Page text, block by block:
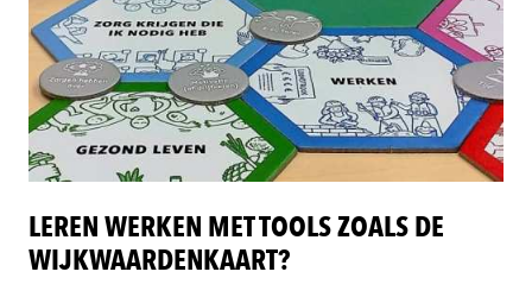
LEREN WERKEN MET TOOLS ZOALS DE
WIJKWAARDENKAART?